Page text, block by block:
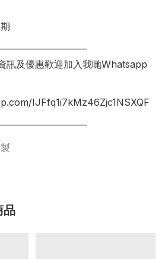
訊及優惠歡迎加入我哋Whatsapp
IJFfq1i7kMz46Zjc1NSXQF
品